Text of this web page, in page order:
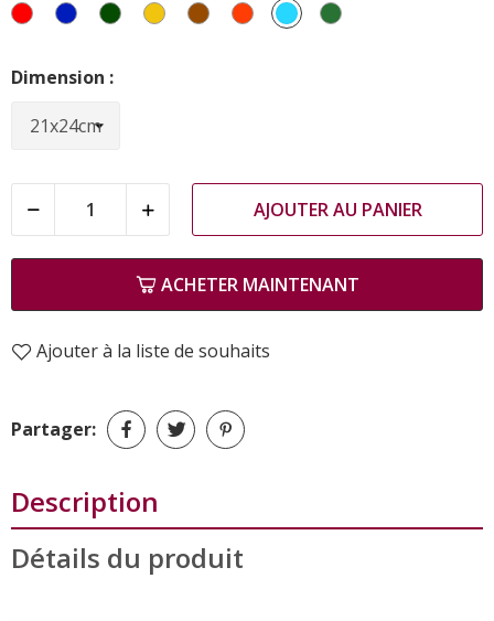
RougeBleu Vert JauneMarronCorailBleu vert
Dimension :
AJOUTER AU PANIER
ACHETER MAINTENANT
Ajouter à la liste de souhaits
Partager:
Description
Détails du produit